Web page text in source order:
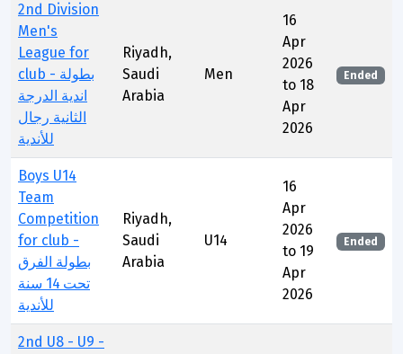
2nd Division
Men's
League for
club - بطولة
اندية الدرجة
الثانية رجال
للأندية
Riyadh,
Saudi
Arabia
Men
16
Apr
2026
to 18
Apr
2026
Ended
Boys U14
Team
Competition
for club -
بطولة الفرق
تحت 14 سنة
للأندية
Riyadh,
Saudi
Arabia
U14
16
Apr
2026
to 19
Apr
2026
Ended
2nd U8 - U9 -